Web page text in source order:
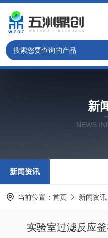
新
NEWS
新闻资讯
当前位置： 首页 新闻资讯
实验室过滤反应